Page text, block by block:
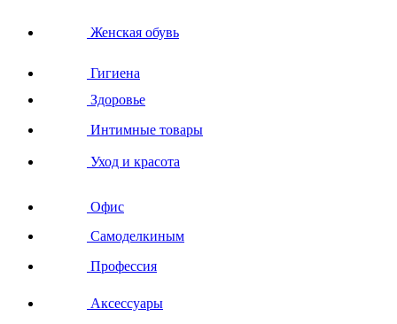
Женская обувь
Гигиена
Здоровье
Интимные товары
Уход и красота
Офис
Самоделкиным
Профессия
Аксессуары